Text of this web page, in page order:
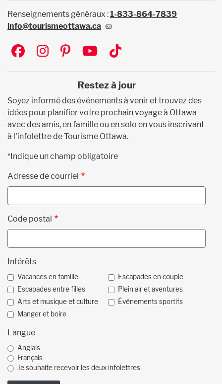
Renseignements généraux :1-833-864-7839
info@tourismeottawa.ca
Social
Restez à jour
Soyez informé des événements à venir et trouvez des
idées pour planifier votre prochain voyage à Ottawa
avec des amis, en famille ou en solo en vous inscrivant
à l'infolettre de Tourisme Ottawa.
*Indique un champ obligatoire
Adresse de courriel
Code postal
Intérêts
Vacances en famille
Escapades en couple
Escapades entre filles
Plein air et aventures
Arts et musique et culture
Événements sportifs
Manger et boire
Langue
Anglais
Français
Je souhaite recevoir les deux infolettres